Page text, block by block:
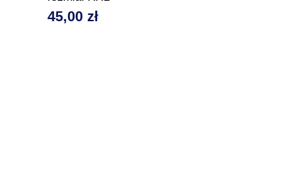
Cena
45,00 zł